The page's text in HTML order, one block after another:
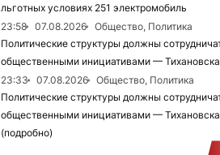
льготных условиях 251 электромобиль
23:58
07.08.2026
Общество, Политика
Политические структуры должны
общественными инициативами —
23:33
07.08.2026
Общество, Политика
Политические структуры должны
общественными инициативами —
(подробно)